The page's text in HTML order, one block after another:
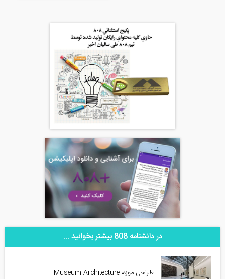
در دانشنامه 808 بیشتر بخوانید ...
طراحی موزه، Museum Architecture